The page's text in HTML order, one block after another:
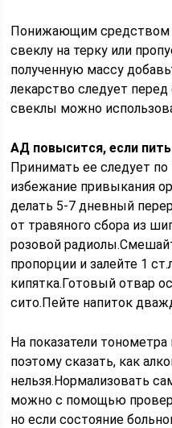
Понижающим средством
свеклу на терку или
полученную массу
лекарство следует
свеклы можно
АД повысится, если
Принимать ее следует
избежание привыкания
делать 5-7 дневный
от травяного сбора из
розовой
пропорции и залейте 1
кипятка.Готовый отвар
сито.Пейте напиток
На показатели
поэтому сказать, как
нельзя.Нормализовать
можно с помощью
но если состояние